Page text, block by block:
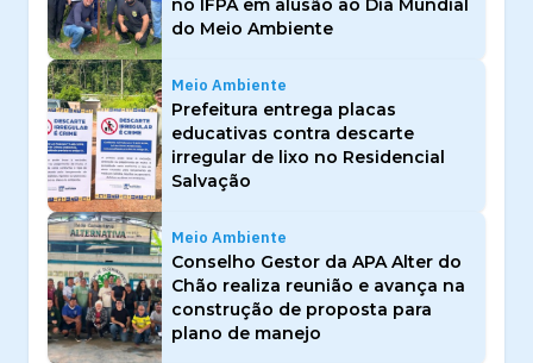
no IFPA em alusão ao Dia Mundial
do Meio Ambiente
Meio Ambiente
Prefeitura entrega placas
educativas contra descarte
irregular de lixo no Residencial
Salvação
Meio Ambiente
Conselho Gestor da APA Alter do
Chão realiza reunião e avança na
construção de proposta para
plano de manejo